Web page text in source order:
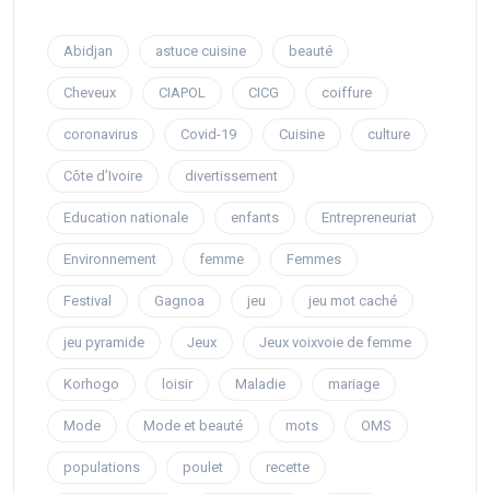
Abidjan astuce cuisine beauté
Cheveux CIAPOL CICG coiffure
coronavirus Covid-19 Cuisine culture
Côte d’Ivoire divertissement
Education nationale enfants Entrepreneuriat
Environnement femme Femmes
Festival Gagnoa jeu jeu mot caché
jeu pyramide Jeux Jeux voixvoie de femme
Korhogo loisir Maladie mariage
Mode Mode et beauté mots OMS
populations poulet recette